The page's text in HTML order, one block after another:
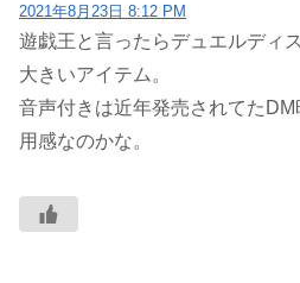
2021年8月23日 8:12 PM
遊戯王と言ったらデュエルディ
大きいアイテム。
音声付きは近年発売されてた
用感なのかな。